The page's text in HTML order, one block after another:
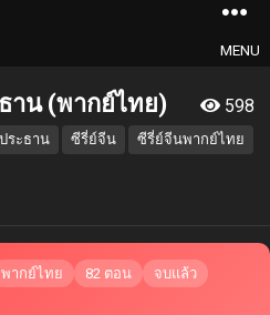
MENU
าน (พากย์ไทย) 598
ระธาน ซีรี่ย์จีน
ซีรี่ย์จีนพากย์ไทย
พากย์ไทย 82 ตอน
จบแล้ว